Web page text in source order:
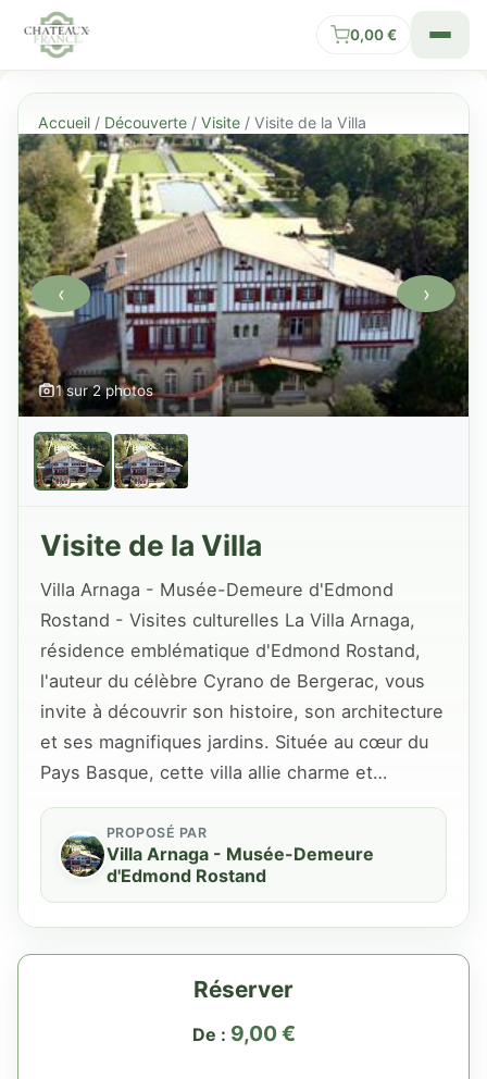
0,00€
Accueil / Découverte / Visite / Visite de la Villa
1 sur 2 photos
‹ ›
Visite de la Villa
Villa Arnaga - Musée-Demeure d'Edmond
Rostand - Visites culturelles La Villa Arnaga,
résidence emblématique d'Edmond Rostand,
l'auteur du célèbre Cyrano de Bergerac, vous
invite à découvrir son histoire, son architecture
et ses magnifiques jardins. Située au cœur du
Pays Basque, cette villa allie charme et…
PROPOSÉ PAR
Villa Arnaga - Musée-Demeure
d'Edmond Rostand
Réserver
De : 9,00€